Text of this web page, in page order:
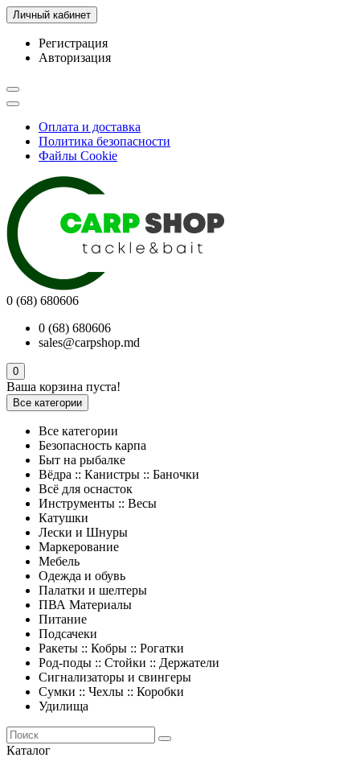
Личный кабинет
Регистрация
Авторизация
Оплата и доставка
Политика безопасности
Файлы Cookie
0 (68) 680606
0 (68) 680606
sales@carpshop.md
0
Ваша корзина пуста!
Все категории
Все категории
Безопасность карпа
Быт на рыбалке
Вёдра :: Канистры :: Баночки
Всё для оснасток
Инструменты :: Весы
Катушки
Лески и Шнуры
Маркерование
Мебель
Одежда и обувь
Палатки и шелтеры
ПВА Материалы
Питание
Подсачеки
Ракеты :: Кобры :: Рогатки
Род-поды :: Стойки :: Держатели
Сигнализаторы и свингеры
Сумки :: Чехлы :: Коробки
Удилища
Каталог